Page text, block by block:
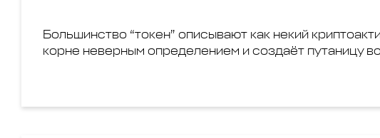
Большинство “токен” описывают как некий
корне неверным определением и создаёт путаницу